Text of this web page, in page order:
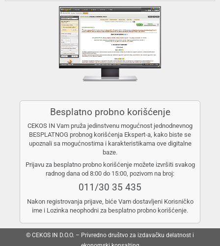
Besplatno probno korišćenje
CEKOS IN Vam pruža jedinstvenu mogućnost jednodnevnog
BESPLATNOG probnog korišćenja Ekspert-a, kako biste se
upoznali sa mogućnostima i karakteristikama ove digitalne
baze.
Prijavu za besplatno probno korišćenje možete izvršiti svakog
radnog dana od 8:00 do 15:00, pozivom na broj:
011/30 35 435
Nakon registrovanja prijave, biće Vam dostavljeni Korisničko
ime i Lozinka neophodni za besplatno probno korišćenje.
© CEKOS IN D.O.O. – Privredno društvo za izdavačku delatnost i